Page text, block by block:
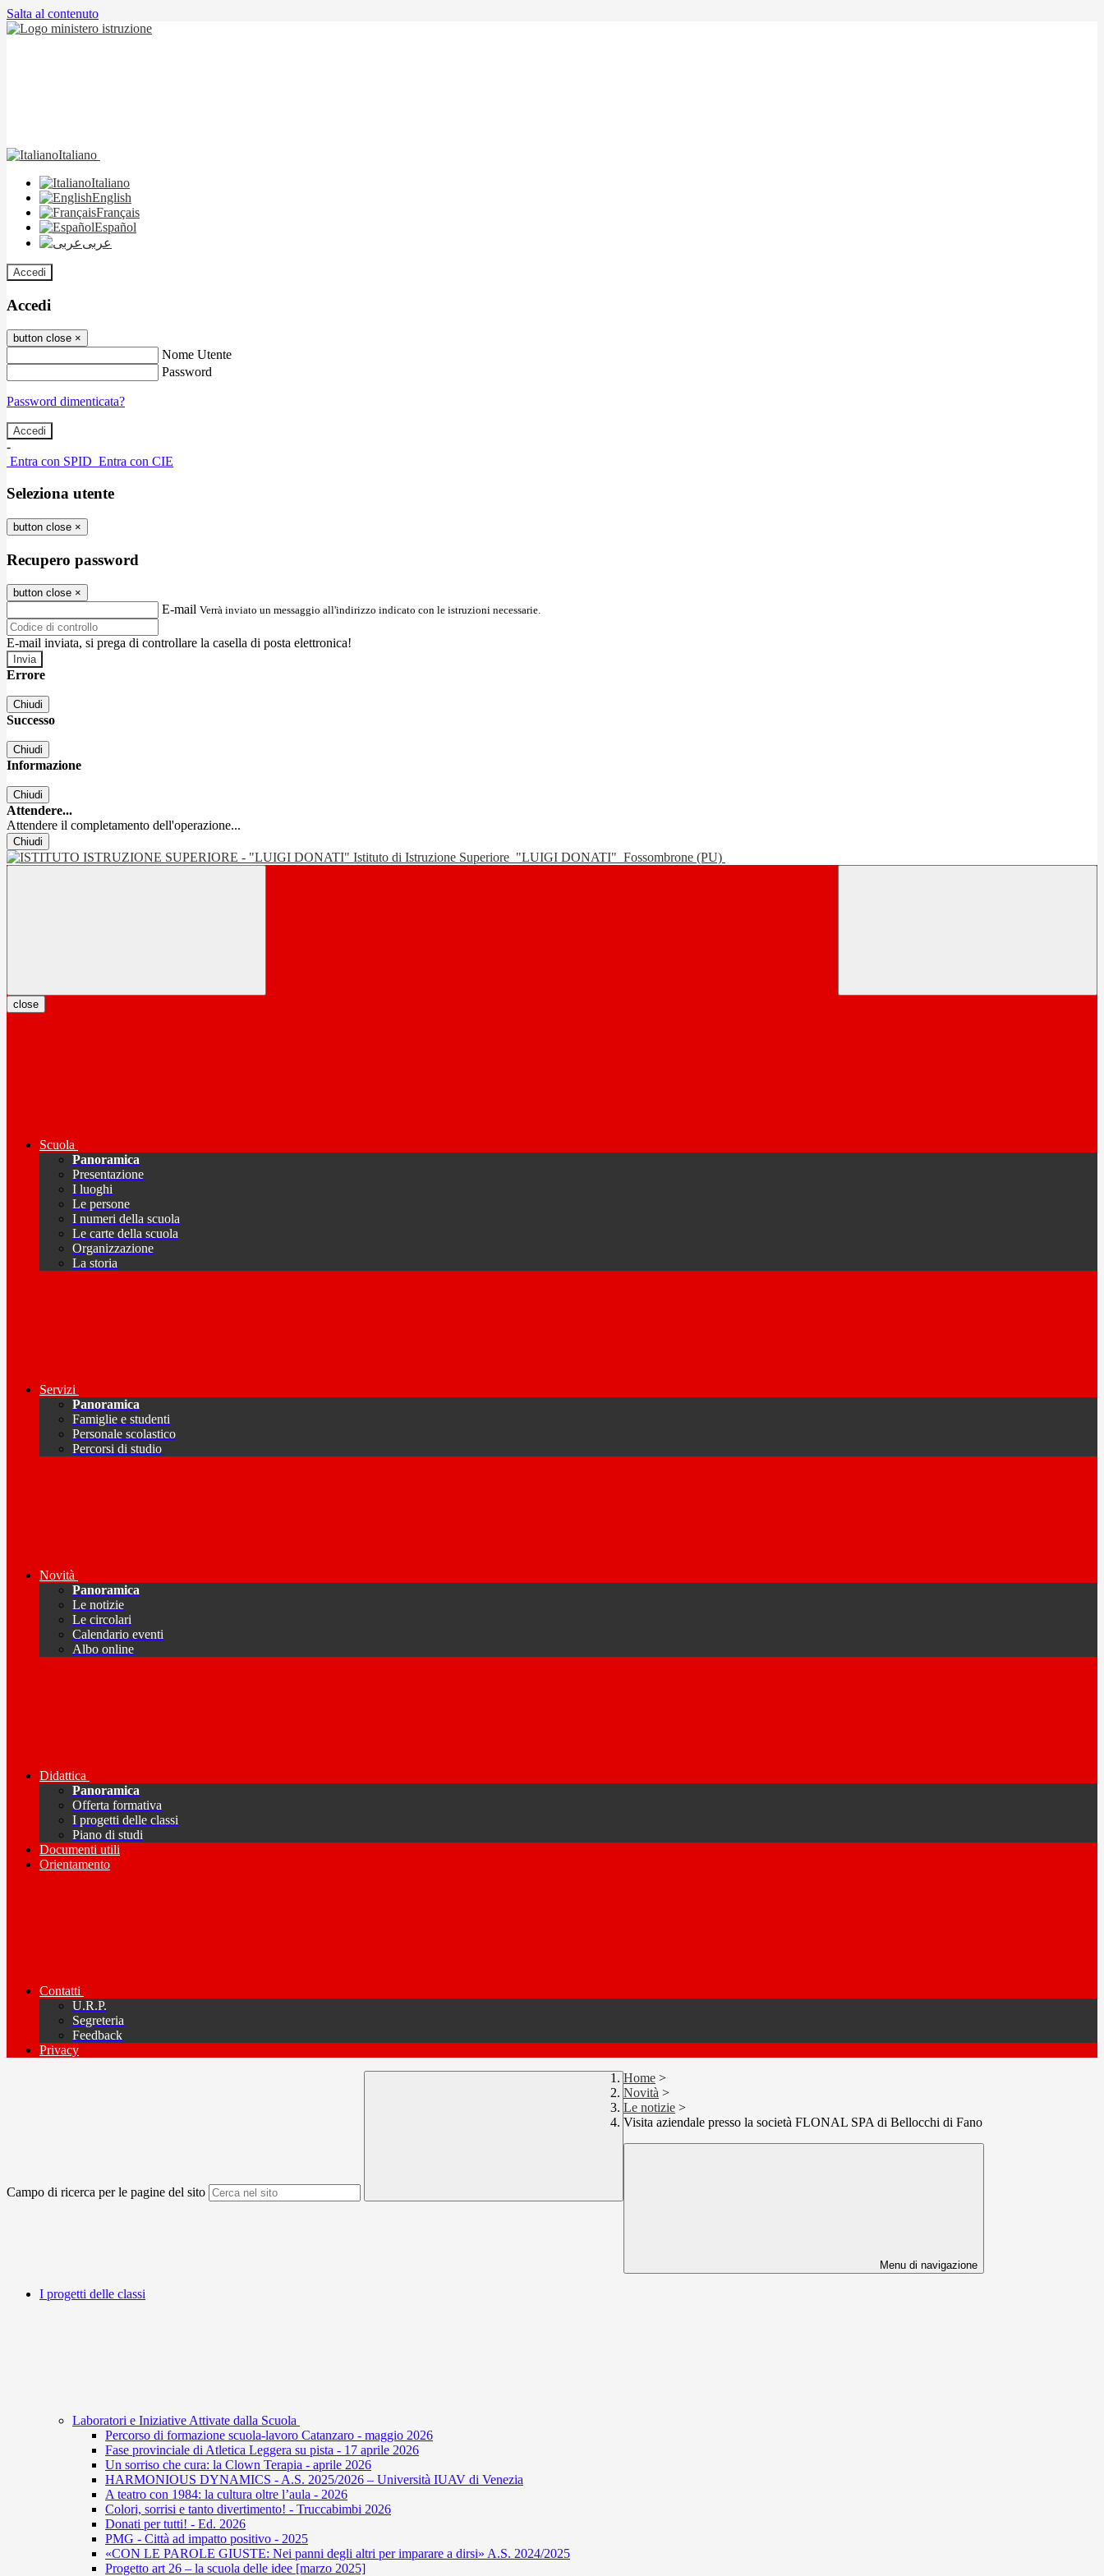
Salta al contenuto
Italiano
Italiano
English
Français
Español
عربى
Accedi
Accedi
button close ×
Nome Utente
Password
Password dimenticata?
-
Entra con SPID Entra con CIE
Seleziona utente
button close ×
Recupero password
button close ×
E-mail Verrà inviato un messaggio all'indirizzo indicato con le istruzioni necessarie.
E-mail inviata, si prega di controllare la casella di posta elettronica!
Errore
Chiudi
Successo
Chiudi
Informazione
Chiudi
Attendere...
Attendere il completamento dell'operazione...
Chiudi
Istituto di Istruzione Superiore "LUIGI DONATI" Fossombrone (PU)
close
Scuola
Panoramica
Presentazione
I luoghi
Le persone
I numeri della scuola
Le carte della scuola
Organizzazione
La storia
Servizi
Panoramica
Famiglie e studenti
Personale scolastico
Percorsi di studio
Novità
Panoramica
Le notizie
Le circolari
Calendario eventi
Albo online
Didattica
Panoramica
Offerta formativa
I progetti delle classi
Piano di studi
Documenti utili
Orientamento
Contatti
U.R.P.
Segreteria
Feedback
Privacy
Campo di ricerca per le pagine del sito
Home >
Novità >
Le notizie >
Visita aziendale presso la società FLONAL SPA di Bellocchi di Fano
Menu di navigazione
I progetti delle classi
Laboratori e Iniziative Attivate dalla Scuola
Percorso di formazione scuola-lavoro Catanzaro - maggio 2026
Fase provinciale di Atletica Leggera su pista - 17 aprile 2026
Un sorriso che cura: la Clown Terapia - aprile 2026
HARMONIOUS DYNAMICS - A.S. 2025/2026 – Università IUAV di Venezia
A teatro con 1984: la cultura oltre l’aula - 2026
Colori, sorrisi e tanto divertimento! - Truccabimbi 2026
Donati per tutti! - Ed. 2026
PMG - Città ad impatto positivo - 2025
«CON LE PAROLE GIUSTE: Nei panni degli altri per imparare a dirsi» A.S. 2024/2025
Progetto art 26 – la scuola delle idee [marzo 2025]